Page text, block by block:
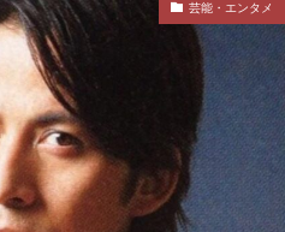
芸能・エンタメ